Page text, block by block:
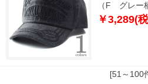
（F グレー
￥3,289(
[51～100